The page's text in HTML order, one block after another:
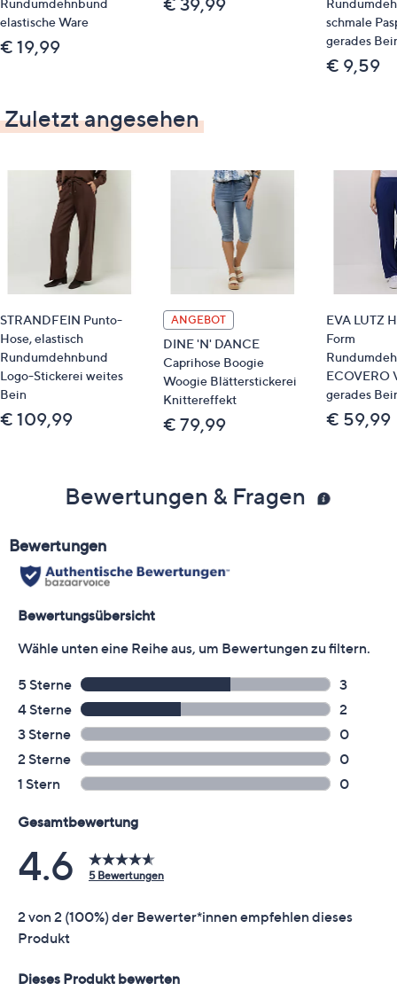
92 % Polyester, 8 % Elasthan
elastische Ware
€ 19,99
schmale
gerades
€ 9,59
Zuletzt angesehen
STRANDFEIN Punto-
Hose, elastisch
Rundumdehnbund
Logo-Stickerei weites
Bein
€ 109,99
ANGEBOT
DINE 'N' DANCE
Caprihose Boogie
Woogie Blätterstickerei
Knittereffekt
€ 79,99
EVA LUTZ
Form
ECOVERO
gerades
€ 59,99
Bewertungen & Fragen